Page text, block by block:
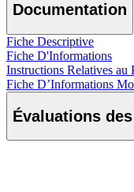
Documentation
Fiche Descriptive
Fiche D'Informations
Instructions Relatives au
Fiche D’Informations
Évaluations